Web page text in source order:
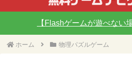
【Flashゲームが遊べない
ホーム 物理パズルゲーム